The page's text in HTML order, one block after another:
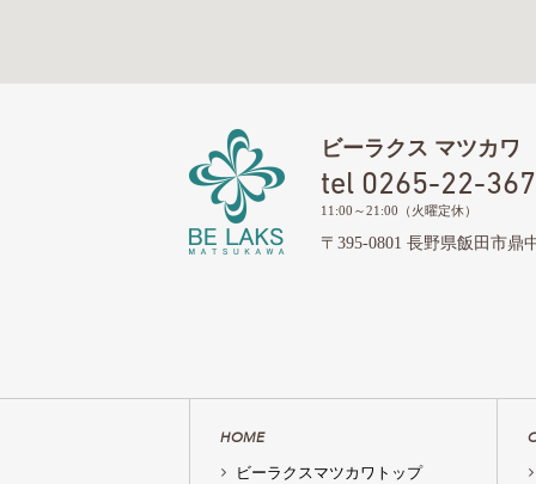
ビーラクス マツカワ
tel 0265-22-
11:00～21:00（火曜定休）
〒395-0801 長野県飯田市鼎
HOME
ビーラクスマツカワトップ